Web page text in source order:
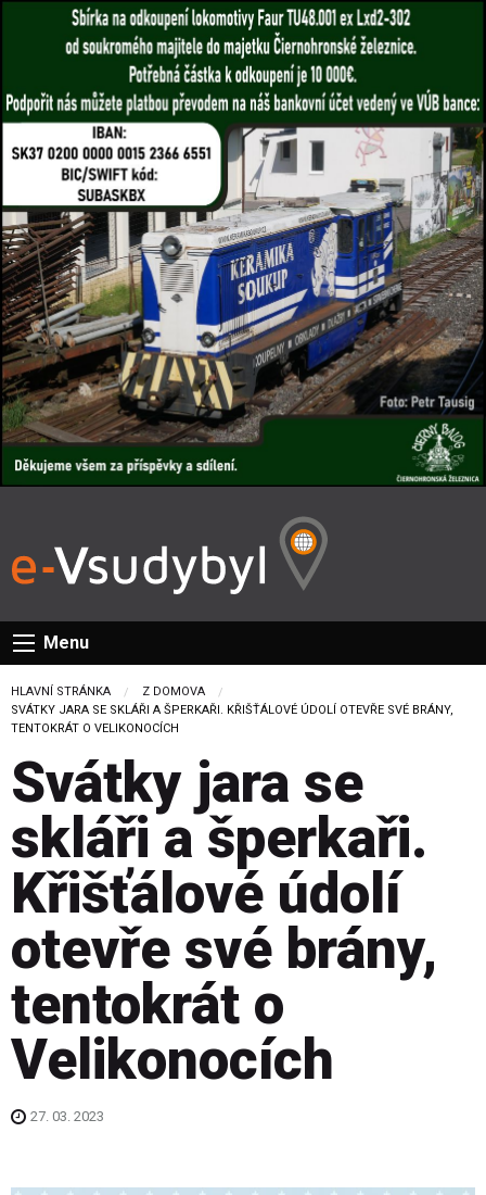
Menu
HLAVNÍ STRÁNKA
Z DOMOVA
CURRENT:
SVÁTKY JARA SE SKLÁŘI A ŠPERKAŘI. KŘIŠŤÁLOVÉ ÚDOLÍ OTEVŘE SVÉ BRÁNY,
TENTOKRÁT O VELIKONOCÍCH
Svátky jara se
skláři a šperkaři.
Křišťálové údolí
otevře své brány,
tentokrát o
Velikonocích
27. 03. 2023